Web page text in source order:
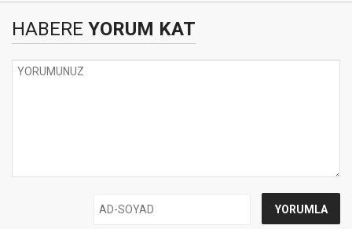
HABERE YORUM KAT